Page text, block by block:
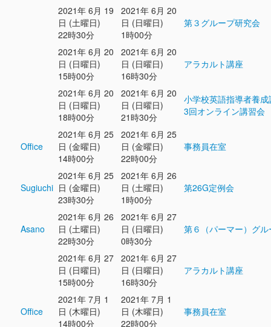
2021年 6月 19
日 (土曜日)
22時30分
2021年 6月 20
日 (日曜日)
1時00分
第３グループ研究会
2021年 6月 20
日 (日曜日)
15時00分
2021年 6月 20
日 (日曜日)
16時30分
アラカルト講座
2021年 6月 20
日 (日曜日)
18時00分
2021年 6月 20
日 (日曜日)
21時30分
小学校英語指導者養
3回オンライン講習会
Office
2021年 6月 25
日 (金曜日)
14時00分
2021年 6月 25
日 (金曜日)
22時00分
事務員在室
Sugiuchi
2021年 6月 25
日 (金曜日)
23時30分
2021年 6月 26
日 (土曜日)
1時00分
第26G定例会
Asano
2021年 6月 26
日 (土曜日)
22時30分
2021年 6月 27
日 (日曜日)
0時30分
第６（パーマー）グ
2021年 6月 27
日 (日曜日)
15時00分
2021年 6月 27
日 (日曜日)
16時30分
アラカルト講座
Office
2021年 7月 1
日 (木曜日)
14時00分
2021年 7月 1
日 (木曜日)
22時00分
事務員在室